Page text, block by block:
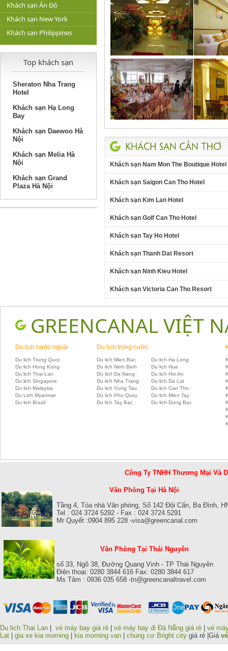
Khách sạn Ấn Độ
Khách sạn New York
Khách sạn Philippines
Top khách sạn
Sheraton Nha Trang
Hotel
Khách sạn Hạ Long
Bay
Khách sạn Daewoo Hà
Nội
Khách sạn Melia Hà
Nội
Khách sạn Grand
Plaza Hà Nội
Khách sạn Nam Mon The Boutique Hotel
Khách sạn Saigon Can Tho Hotel
Khách sạn Kim Lan Hotel
Khách sạn Golf Can Tho Hotel
Khách sạn Tay Ho Hotel
Khách sạn Thanh Dat Resort
Khách sạn Ninh Kieu Hotel
Khách sạn Victoria Can Tho Resort
GREENCANAL VIỆT
Du lịch nước ngoài
Du lich Trung Quoc
Du lich Hong Kong
Du lich Thai Lan
Du lich Singapore
Du lich Malaysia
Du Lich Myanmar
Du lich Brazil
Du lịch trong nước
Du lich Mien Bac
Du lich Ha Long
Du lich Ninh Binh
Du lich Hue
Du lich Da Nang
Du lich Hoi An
Du lich Nha Trang
Du lich Da Lat
Du lich Vung Tau
Du lich Can Tho
Du lich Phu Quoc
Du lich Mien Tay
Du lich Tay Bac
Du lich Dong Bac
Công Ty TNHH Thương Mại Và
Văn Phòng Tại Hà Nội
Tầng 4, Tòa nhà Văn phòng, Số 142 Đội Cấn, Ba Đình,
Tel : 024 3724 5292 - Fax : 024 3724 5291
Mr Quyết :0904 895 228 -visa@greencanal.com
Văn Phòng Tại Thái Nguyên
số 33, Ngõ 38, Đường Quang Vinh - TP Thái Nguyên
Điện thoại: 0280 3844 616 Fax: 0280 3844 617
Ms Tâm : 0936 035 658 -tn@greencanaltravel.com
Du lich Thai Lan vé máy bay giá rẻ vé máy bay đi Đà Nẵng giá rẻ
vé
Lạt
gia xe kia morning kia morning van chung cư Bright city giá rẻ |Giá